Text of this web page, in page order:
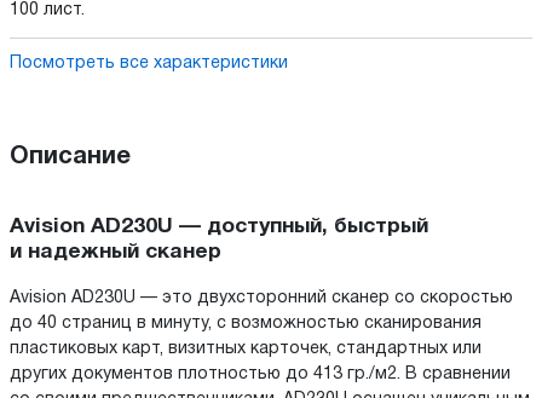
100 лист.
Посмотреть все характеристики
Описание
Avision AD230U — доступный, быстрый
и надежный сканер
Avision AD230U — это двухсторонний сканер со скоростью
до 40 страниц в минуту, с возможностью сканирования
пластиковых карт, визитных карточек, стандартных или
других документов плотностью до 413 гр./м2. В сравнении